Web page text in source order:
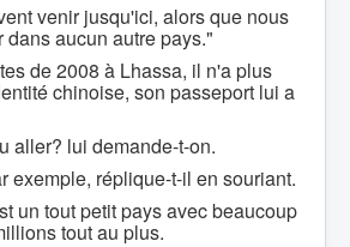
venir jusqu'ici, alors que nous
dans aucun autre pays."
de 2008 à Lhassa, il n'a plus
chinoise, son passeport lui a
aller? lui demande-t-on.
exemple, réplique-t-il en souriant.
un tout petit pays avec beaucoup
tout au plus.